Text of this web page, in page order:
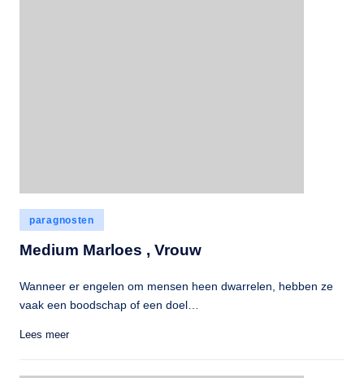
Geplaatst
in
paragnosten
Medium Marloes , Vrouw
Wanneer er engelen om mensen heen dwarrelen, hebben ze
vaak een boodschap of een doel…
Lees meer